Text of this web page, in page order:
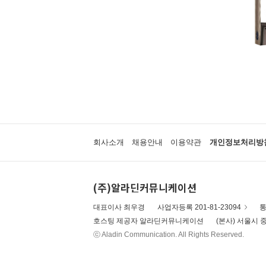
회사소개 채용안내 이용약관 개인정보처리방
(주)알라딘커뮤니케이션
대표이사 최우경 사업자등록 201-81-23094
호스팅 제공자 알라딘커뮤니케이션
(본사) 서울시
ⓒ Aladin Communication. All Rights Reserved.